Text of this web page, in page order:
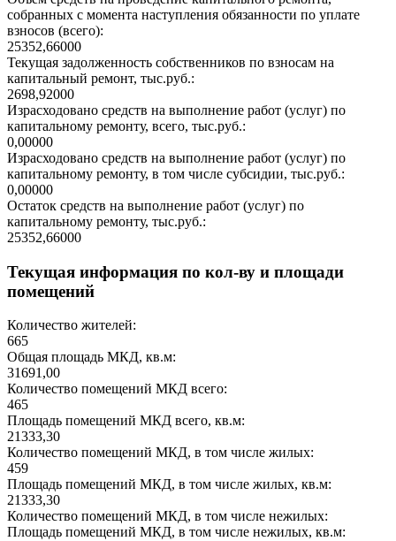
собранных с момента наступления обязанности по уплате
взносов (всего):
25352,66000
Текущая задолженность собственников по взносам на
капитальный ремонт, тыс.руб.:
2698,92000
Израсходовано средств на выполнение работ (услуг) по
капитальному ремонту, всего, тыс.руб.:
0,00000
Израсходовано средств на выполнение работ (услуг) по
капитальному ремонту, в том числе субсидии, тыс.руб.:
0,00000
Остаток средств на выполнение работ (услуг) по
капитальному ремонту, тыс.руб.:
25352,66000
Текущая информация по кол-ву и площади
помещений
Количество жителей:
665
Общая площадь МКД, кв.м:
31691,00
Количество помещений МКД всего:
465
Площадь помещений МКД всего, кв.м:
21333,30
Количество помещений МКД, в том числе жилых:
459
Площадь помещений МКД, в том числе жилых, кв.м:
21333,30
Количество помещений МКД, в том числе нежилых:
Площадь помещений МКД, в том числе нежилых, кв.м: